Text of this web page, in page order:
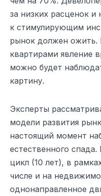
за низких расценок и
к стимулирующим
рынок должен
квартирами явление
можно будет
картину.
Эксперты
модели развития
настоящий момент
естественного
цикл (10 лет), в
числе и на
однонаправленное